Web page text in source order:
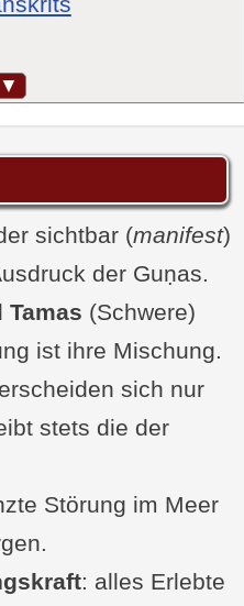
Wirklichkeit
leben
sichtbar (manifest)
der Guṇas.
Tamas (Schwere)
ist ihre Mischung.
sich nur
stets die der
Störung im Meer
: alles Erlebte